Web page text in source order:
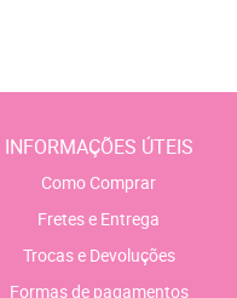
INFORMAÇÕES ÚTEIS
Como Comprar
Fretes e Entrega
Trocas e Devoluções
Formas de pagamentos